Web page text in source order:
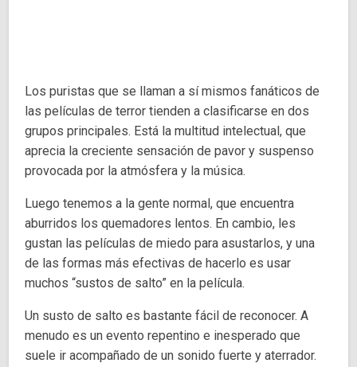
Los puristas que se llaman a sí mismos fanáticos de
las películas de terror tienden a clasificarse en dos
grupos principales. Está la multitud intelectual, que
aprecia la creciente sensación de pavor y suspenso
provocada por la atmósfera y la música.
Luego tenemos a la gente normal, que encuentra
aburridos los quemadores lentos. En cambio, les
gustan las películas de miedo para asustarlos, y una
de las formas más efectivas de hacerlo es usar
muchos “sustos de salto” en la película.
Un susto de salto es bastante fácil de reconocer. A
menudo es un evento repentino e inesperado que
suele ir acompañado de un sonido fuerte y aterrador.